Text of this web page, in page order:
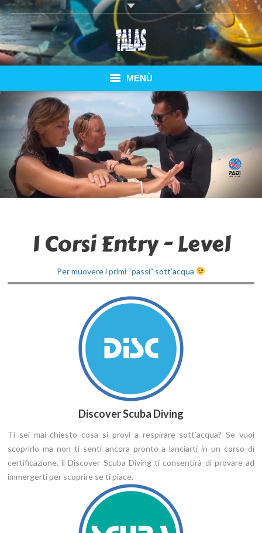
MENÙ
Corsi Subacquei
Immersioni Elba
Speciale Pianosa
Traghetti
Listino prezzi
I Corsi Entry - Level
Per muovere i primi “passi” sott’acqua
Discover Scuba Diving
Ti sei mai chiesto cosa si provi a respirare sott’acqua? Se vuoi
scoprirlo ma non ti senti ancora pronto a lanciarti in un corso di
certificazione, il Discover Scuba Diving ti consentirà di provare ad
immergerti per scoprire se ti piace.